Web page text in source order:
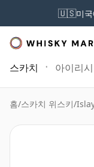
🇺🇸미
스카치 아이리시
홈/스카치 위스키/